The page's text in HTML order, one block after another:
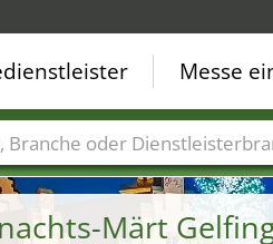
Märt
Messe
Branchen